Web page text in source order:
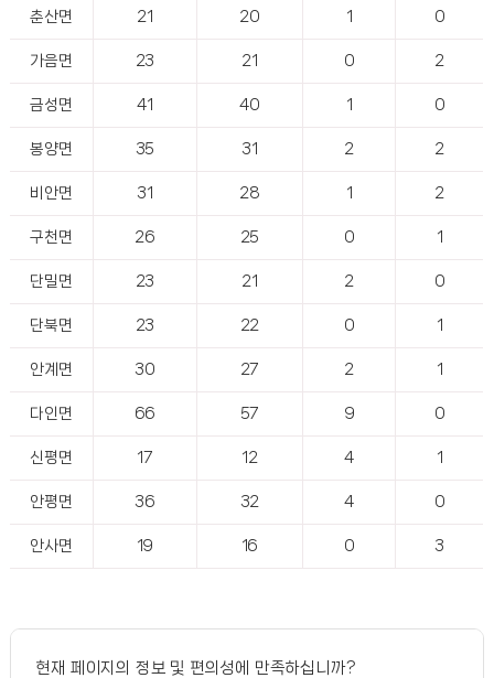
춘산면 21 20 1 0
가음면 23 21 0 2
금성면 41 40 1 0
봉양면 35 31 2 2
비안면 31 28 1 2
구천면 26 25 0 1
단밀면 23 21 2 0
단북면 23 22 0 1
안계면 30 27 2 1
다인면 66 57 9 0
신평면 17 12 4 1
안평면 36 32 4 0
안사면 19 16 0 3
현재 페이지의 정보 및 편의성에 만족하십니까?